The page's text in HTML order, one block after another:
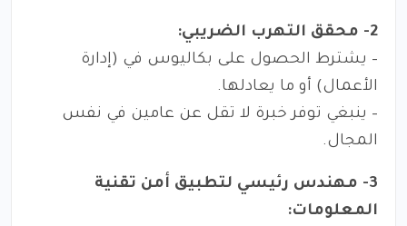
2- محقق التهرب الضريبي:
– يشترط الحصول على بكاليوس في (إدارة
الأعمال) أو ما يعادلها.
– ينبغي توفر خبرة لا تقل عن عامين في نفس
المجال.
3- مهندس رئيسي لتطبيق أمن تقنية
المعلومات: